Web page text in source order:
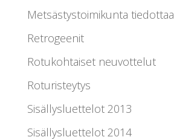
Metsästystoimikunta tiedottaa
Retrogeenit
Rotukohtaiset neuvottelut
Roturisteytys
Sisällysluettelot 2013
Sisällysluettelot 2014